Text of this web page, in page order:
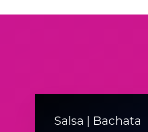
Salsa | Bachata